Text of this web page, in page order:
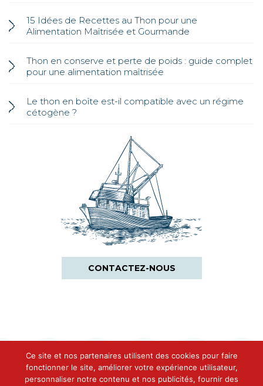
15 Idées de Recettes au Thon pour une
Alimentation Maîtrisée et Gourmande
Thon en conserve et perte de poids : guide complet
pour une alimentation maîtrisée
Le thon en boîte est-il compatible avec un régime
cétogène ?
CONTACTEZ-NOUS
Ce site et nos partenaires utilisent des cookies pour faire
fonctionner le site, améliorer votre expérience utilisateur,
personnaliser notre contenu et nos publicités, fournir des